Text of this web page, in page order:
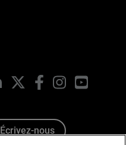
LinkedIn FacebookInstagramYouTube
Écrivez-nous